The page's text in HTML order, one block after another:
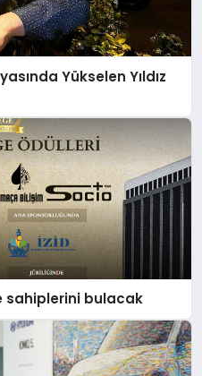
Yükselen Yıldız
sahiplerini bulacak